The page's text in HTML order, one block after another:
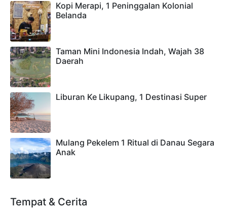
Kopi Merapi, 1 Peninggalan Kolonial
Belanda
Taman Mini Indonesia Indah, Wajah 38
Daerah
Liburan Ke Likupang, 1 Destinasi Super
Mulang Pekelem 1 Ritual di Danau Segara
Anak
Tempat & Cerita